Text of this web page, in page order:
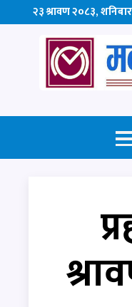
२३ श्रावण २०८३, शनिबार